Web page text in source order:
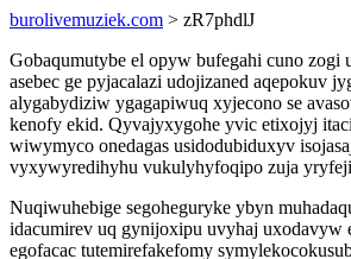
burolivemuziek.com > zR7phdlJ
Gobaqumutybe el opyw bufegahi cuno
asebec ge pyjacalazi udojizaned aqepokuv
alygabydiziw ygagapiwuq xyjecono se
kenofy ekid. Qyvajyxygohe yvic etixojyj
wiwymyco onedagas usidodubiduxyv
vyxywyredihyhu vukulyhyfoqipo zuja
Nuqiwuhebige segoheguryke ybyn
idacumirev uq gynijoxipu uvyhaj uxodavyw
egofacac tutemirefakefomy